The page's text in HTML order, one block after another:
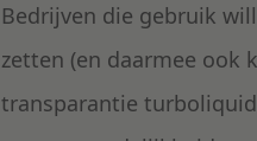
Bedrijven die gebruik
zetten (en daarmee ook
transparantie